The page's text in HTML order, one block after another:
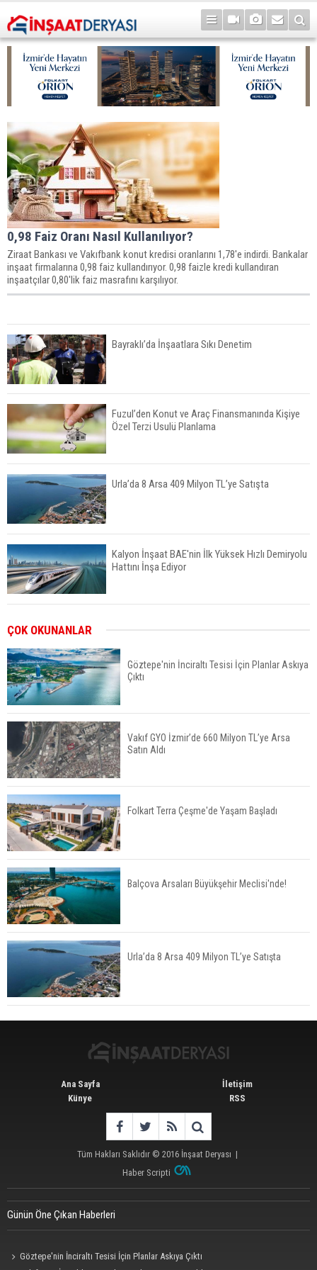
0,98 Faiz Oranı Nasıl Kullanılıyor?
Ziraat Bankası ve Vakıfbank konut kredisi oranlarını 1,78'e indirdi. Bankalar
inşaat firmalarına 0,98 faiz kullandırıyor. 0,98 faizle kredi kullandıran
inşaatçılar 0,80'lik faiz masrafını karşılıyor.
Bayraklı’da İnşaatlara Sıkı Denetim
Fuzul’den Konut ve Araç Finansmanında Kişiye
Özel Terzi Usulü Planlama
Urla’da 8 Arsa 409 Milyon TL’ye Satışta
Kalyon İnşaat BAE'nin İlk Yüksek Hızlı Demiryolu
Hattını İnşa Ediyor
TOKİ 51 İlde 540 Konut ve İş Yerini Satışa
Sunuyor
Yatırımcıların Bina Tercihi Değişiyor: Dijital Altyapı
Öne Çıkıyor
TOKİ'nin Kiralık Sosyal Konut Modeli Kiraları
Düşürür Mü?
İkinci El Konut Fiyatları İspanya'da Bir Yılda
Konut Satışları Güçlü Seyrini Korudu Yabancıya
Satış Geriledi
ÇOK OKUNANLAR
Göztepe'nin İnciraltı Tesisi İçin Planlar Askıya
Çıktı
Vakıf GYO İzmir’de 660 Milyon TL’ye Arsa
Satın Aldı
Folkart Terra Çeşme'de Yaşam Başladı
Balçova Arsaları Büyükşehir Meclisi'nde!
Urla’da 8 Arsa 409 Milyon TL’ye Satışta
Ana Sayfa
Künye
İletişim
RSS
Tüm Hakları Saklıdır © 2016 İnşaat Deryası |
Haber Scripti
Günün Öne Çıkan Haberleri
Göztepe'nin İnciraltı Tesisi İçin Planlar Askıya Çıktı